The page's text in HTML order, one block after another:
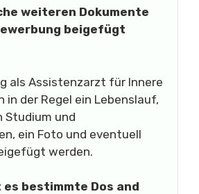
weiteren Dokumente
beigefügt
als Assistenzarzt für Innere
in der Regel ein Lebenslauf,
Studium und
ein Foto und eventuell
werden.
es bestimmte Dos and